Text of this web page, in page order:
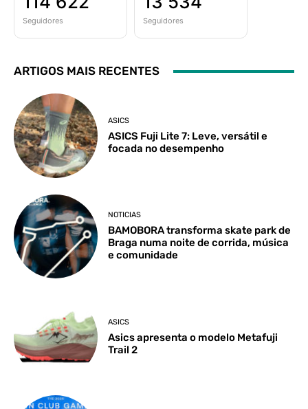
Seguidores Seguidores
ARTIGOS MAIS RECENTES
ASICS
ASICS Fuji Lite 7: Leve, versátil e
focada no desempenho
NOTICIAS
BAMOBORA transforma skate park de
Braga numa noite de corrida, música
e comunidade
ASICS
Asics apresenta o modelo Metafuji
Trail 2